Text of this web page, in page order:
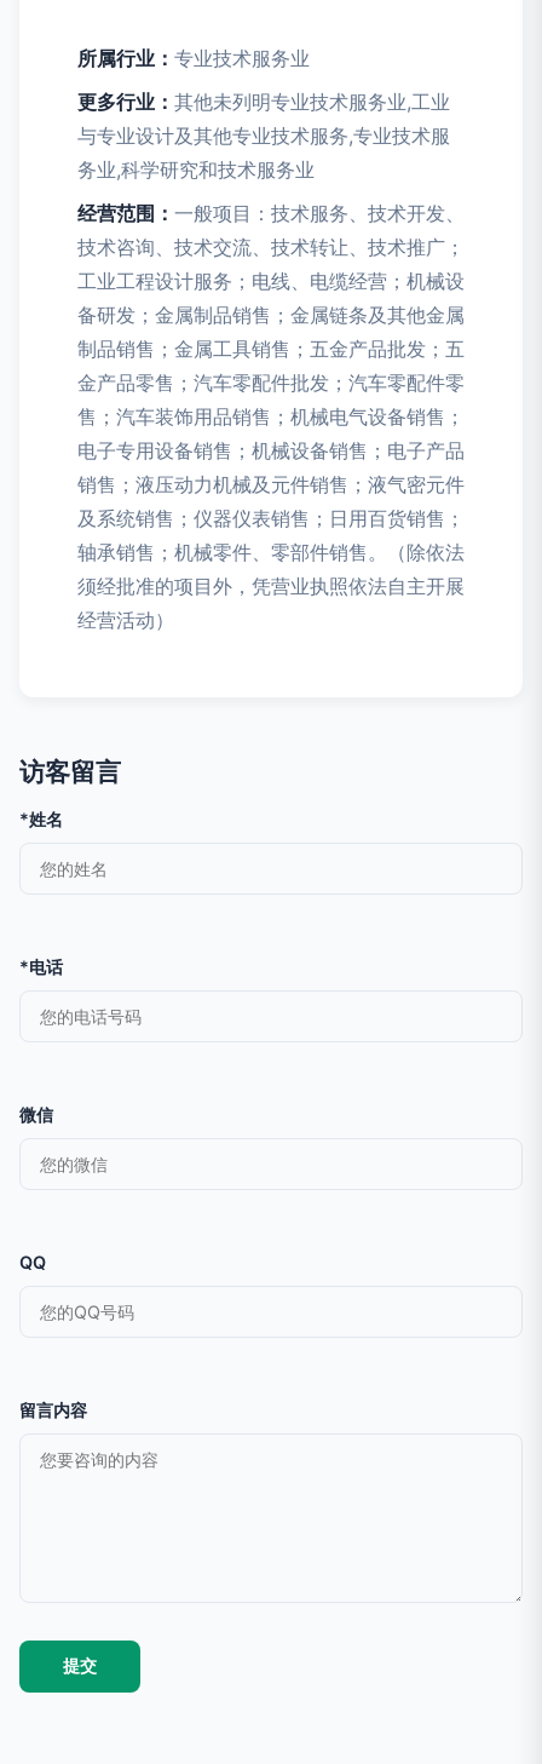
所属行业： 专业技术服务业
更多行业： 其他未列明专业技术服务业,工业
与专业设计及其他专业技术服务,专业技术服
务业,科学研究和技术服务业
经营范围： 一般项目：技术服务、技术开发、
技术咨询、技术交流、技术转让、技术推广；
工业工程设计服务；电线、电缆经营；机械设
备研发；金属制品销售；金属链条及其他金属
制品销售；金属工具销售；五金产品批发；五
金产品零售；汽车零配件批发；汽车零配件零
售；汽车装饰用品销售；机械电气设备销售；
电子专用设备销售；机械设备销售；电子产品
销售；液压动力机械及元件销售；液气密元件
及系统销售；仪器仪表销售；日用百货销售；
轴承销售；机械零件、零部件销售。（除依法
须经批准的项目外，凭营业执照依法自主开展
经营活动）
访客留言
*姓名
*电话
微信
QQ
留言内容